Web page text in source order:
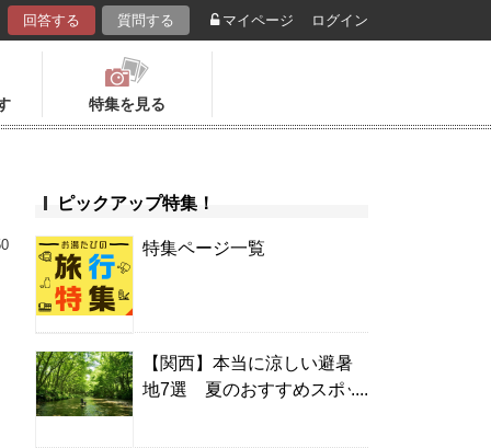
回答する 質問する マイページ ログイン
特集を見る
ピックアップ特集！
特集ページ一覧
【関西】本当に涼しい避暑
地7選 夏のおすすめスポッ